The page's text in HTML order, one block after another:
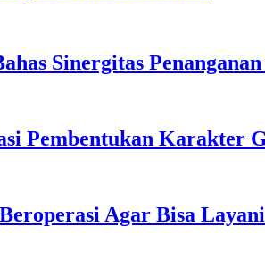
Sinergitas
Pembentukan Karakter
Agar Bisa